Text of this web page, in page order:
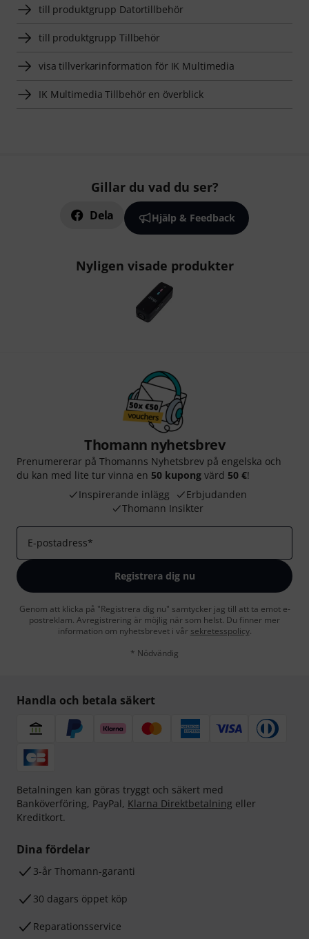
till produktgrupp Datortillbehör
till produktgrupp Tillbehör
visa tillverkarinformation för IK Multimedia
IK Multimedia Tillbehör en överblick
Gillar du vad du ser?
Dela Hjälp & Feedback
Nyligen visade produkter
Thomann nyhetsbrev
Prenumererar på Thomanns Nyhetsbrev på engelska och
du kan med lite tur vinna en 50 kupong värd 50 €!
Inspirerande inlägg
Erbjudanden
Thomann Insikter
E-postadress*
Registrera dig nu
Genom att klicka på "Registrera dig nu" samtycker jag till att ta emot e-
postreklam. Avregistrering är möjlig när som helst. Du finner mer
information om nyhetsbrevet i vår sekretesspolicy.
* Nödvändig
Handla och betala säkert
Betalningen kan göras tryggt och säkert med
Banköverföring, PayPal, Klarna Direktbetalning eller
Kreditkort.
Dina fördelar
3-år Thomann-garanti
30 dagars öppet köp
Reparationsservice